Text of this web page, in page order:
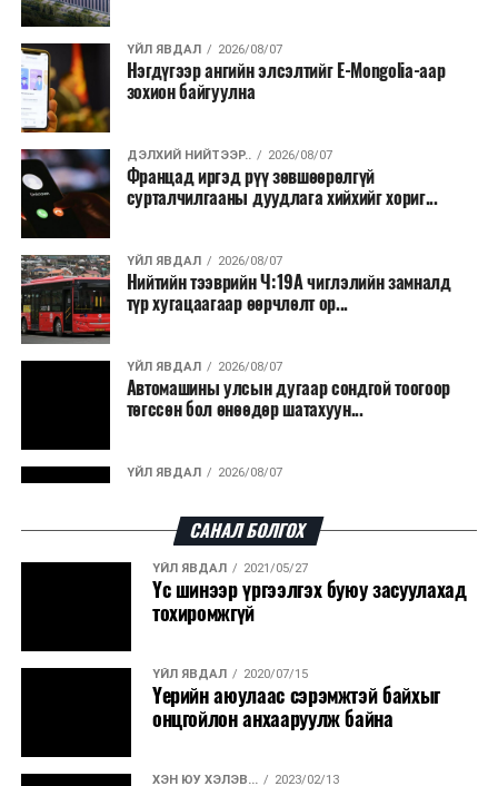
ҮЙЛ ЯВДАЛ 2026/08/07
Нэгдүгээр ангийн элсэлтийг E-Mongolia-аар
зохион байгуулна
ДЭЛХИЙ НИЙТЭЭР.. 2026/08/07
Францад иргэд рүү зөвшөөрөлгүй
сурталчилгааны дуудлага хийхийг хориг...
ҮЙЛ ЯВДАЛ 2026/08/07
Нийтийн тээврийн Ч:19А чиглэлийн замналд
түр хугацаагаар өөрчлөлт ор...
ҮЙЛ ЯВДАЛ 2026/08/07
Автомашины улсын дугаар сондгой тоогоор
төгссөн бол өнөөдөр шатахуун...
ҮЙЛ ЯВДАЛ 2026/08/07
ДЭЛХИЙ НИЙТЭЭР.. 2026/08/06
“Уралдронзавод” компанийн ерөнхий
захирлын автомашиныг дэлбэлжээ...
ҮЙЛ ЯВДАЛ 2026/08/06
Сүхбаатар боомтоор тав хоногт 10 мянга гаруй
тонн АИ-92 автобензин и...
САНАЛ БОЛГОХ
ҮЙЛ ЯВДАЛ 2021/05/27
Үс шинээр үргээлгэх буюу засуулахад
тохиромжгүй
ҮЙЛ ЯВДАЛ 2020/07/15
Үерийн аюулаас сэрэмжтэй байхыг
онцгойлон анхааруулж байна
ХЭН ЮУ ХЭЛЭВ... 2023/02/13